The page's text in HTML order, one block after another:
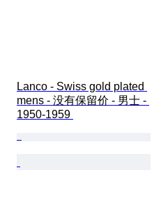
Lanco - Swiss gold plated
mens - 没有保留价 - 男士 -
1950-1959